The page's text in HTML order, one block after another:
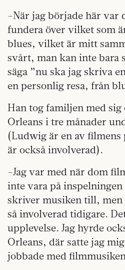
-När jag började här var
fundera över vilket som
blues, vilket är mitt
svårt, man kan inte bara
säga ”nu ska jag skriva
en personlig resa, från
Han tog familjen med sig
Orleans i tre månader
(Ludwig är en av filmens
är också involverad).
-Jag var med när dom
inte vara på
skriver musiken till,
så involverad tidigare.
upplevelse. Jag hyrde
Orleans, där satte jag
jobbade med